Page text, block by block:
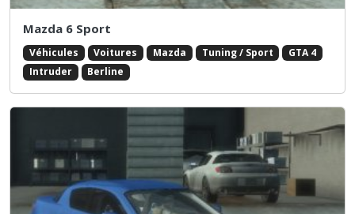
Mazda 6 Sport
Véhicules Voitures Mazda Tuning / Sport
GTA 4
Intruder
Berline